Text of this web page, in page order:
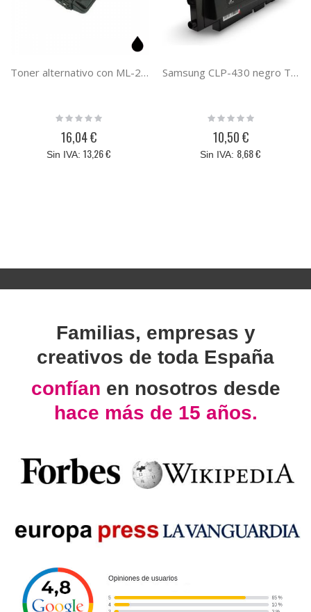
Toner alternativo con ML-2850 sustituye al toner original MLD-2850B
Rating:
16,04 €
13,26 €
Samsung CLP-430 negro Toner compatible CLT-K404S
Rating:
10,50 €
8,68 €
Familias, empresas y
creativos de toda España
confían en nosotros desde
hace más de 15 años.